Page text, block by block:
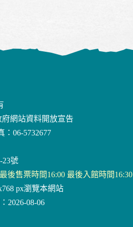
府網站資料開放宣告
：06-5732677
23號
後售票時間16:00 最後入館時間16:30
px瀏覽本網站
2026-08-06